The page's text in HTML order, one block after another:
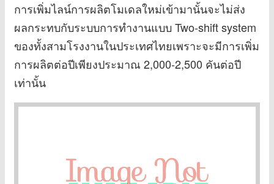
การเพิ่มไลน์การผลิตโมเดลใหม่เข้ามานั้นจะไม่ส่ง
ผลกระทบกับระบบการทำงานแบบ Two-shift system
ของทั้งสามโรงงานในประเทศไทยเพราะจะมีการเพิ่ม
การผลิตต่อปีเพียงประมาณ 2,000-2,500 คันต่อปี
เท่านั้น